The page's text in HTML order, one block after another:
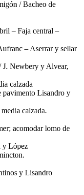
/ Bacheo de
– Faja central –
– Aserrar y sellar
J. Newbery y Alvear,
calzada
pavimento Lisandro y
calzada.
acomodar lomo de
y López
y Lisandro